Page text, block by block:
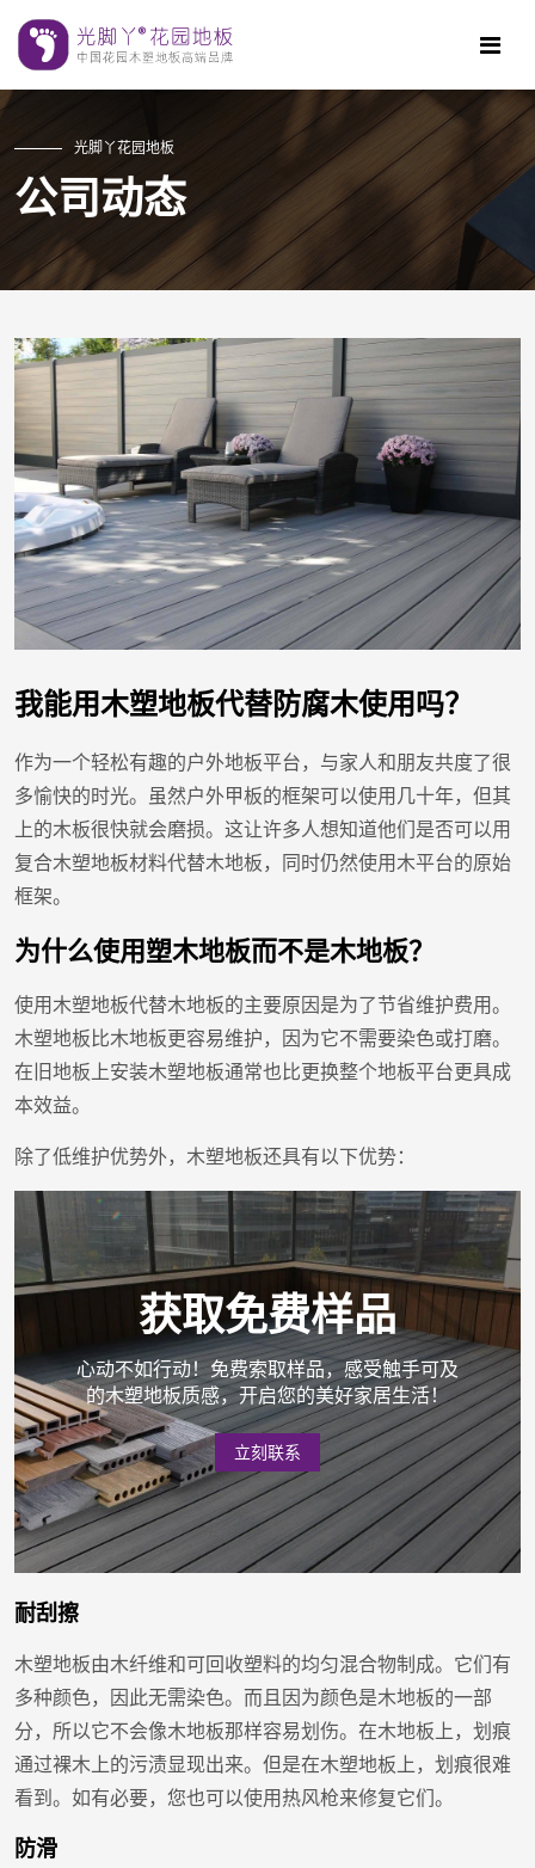
光脚丫花园地板
公司动态
我能用木塑地板代替防腐木使用吗？
作为一个轻松有趣的户外地板平台，与家人和朋友共度了很
多愉快的时光。虽然户外甲板的框架可以使用几十年，但其
上的木板很快就会磨损。这让许多人想知道他们是否可以用
复合木塑地板材料代替木地板，同时仍然使用木平台的原始
框架。
为什么使用塑木地板而不是木地板？
使用木塑地板代替木地板的主要原因是为了节省维护费用。
木塑地板比木地板更容易维护，因为它不需要染色或打磨。
在旧地板上安装木塑地板通常也比更换整个地板平台更具成
本效益。
除了低维护优势外，木塑地板还具有以下优势：
获取免费样品
心动不如行动！免费索取样品，感受触手可及
的木塑地板质感，开启您的美好家居生活！
立刻联系
耐刮擦
木塑地板由木纤维和可回收塑料的均匀混合物制成。它们有
多种颜色，因此无需染色。而且因为颜色是木地板的一部
分，所以它不会像木地板那样容易划伤。在木地板上，划痕
通过裸木上的污渍显现出来。但是在木塑地板上，划痕很难
看到。如有必要，您也可以使用热风枪来修复它们。
防滑